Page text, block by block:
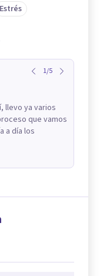
Estrés
1/5
llevo ya varios
que vamos
a día los